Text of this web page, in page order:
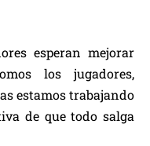
esperan mejorar
los jugadores,
estamos trabajando
de que todo salga